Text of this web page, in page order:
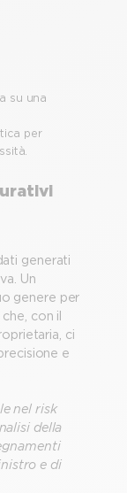
su una
per
generati
Un
genere per
con il
ci
e
nel risk
della
e di